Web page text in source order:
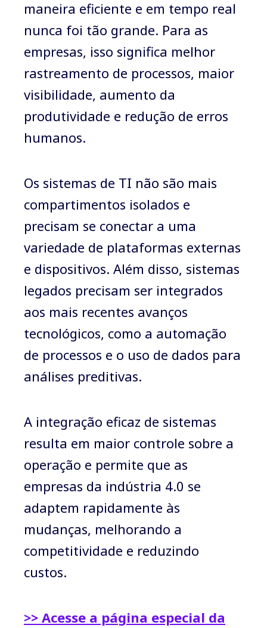
maneira eficiente e em tempo real
nunca foi tão grande. Para as
empresas, isso significa melhor
rastreamento de processos, maior
visibilidade, aumento da
produtividade e redução de erros
humanos.
Os sistemas de TI não são mais
compartimentos isolados e
precisam se conectar a uma
variedade de plataformas externas
e dispositivos. Além disso, sistemas
legados precisam ser integrados
aos mais recentes avanços
tecnológicos, como a automação
de processos e o uso de dados para
análises preditivas.
A integração eficaz de sistemas
resulta em maior controle sobre a
operação e permite que as
empresas da indústria 4.0 se
adaptem rapidamente às
mudanças, melhorando a
competitividade e reduzindo
custos.
>> Acesse a página especial da